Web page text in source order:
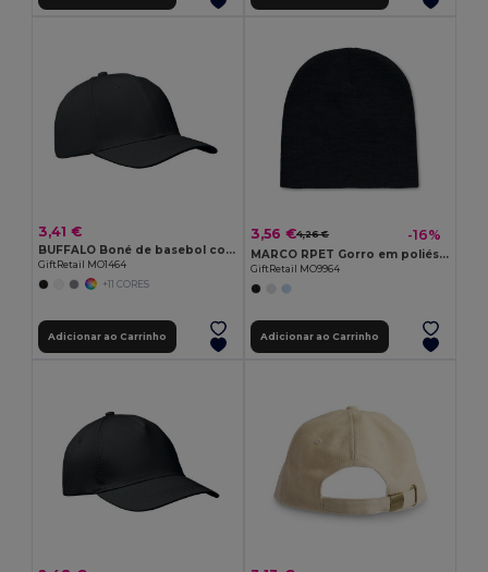
3,41 €
BUFFALO Boné de basebol com 6 painéis
GiftRetail MO1464
+11 CORES
Adicionar ao Carrinho
3,56 €4,26 € -16%
MARCO RPET Gorro em poliéster RPET
GiftRetail MO9964
Adicionar ao Carrinho